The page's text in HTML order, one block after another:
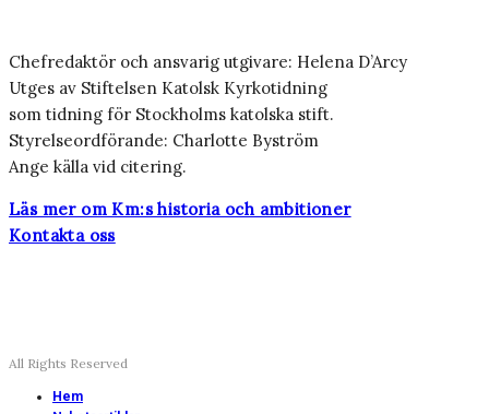
Chefredaktör och ansvarig utgivare: Helena D’Arcy
Utges av Stiftelsen Katolsk Kyrkotidning
som tidning för Stockholms katolska stift.
Styrelseordförande: Charlotte Byström
Ange källa vid citering.
Läs mer om Km:s historia och ambitioner
Kontakta oss
All Rights Reserved
Hem